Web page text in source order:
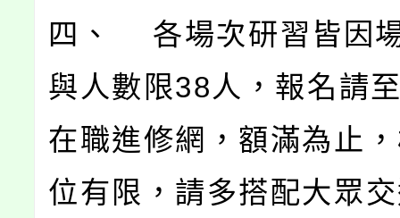
四、 各場次研習皆因
與人數限38人，報名請
在職進修網，額滿為止
位有限，請多搭配大眾